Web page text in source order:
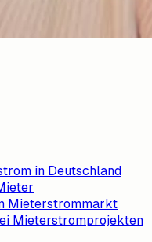
in Deutschland
Mieterstrommarkt
Mieterstromprojekten